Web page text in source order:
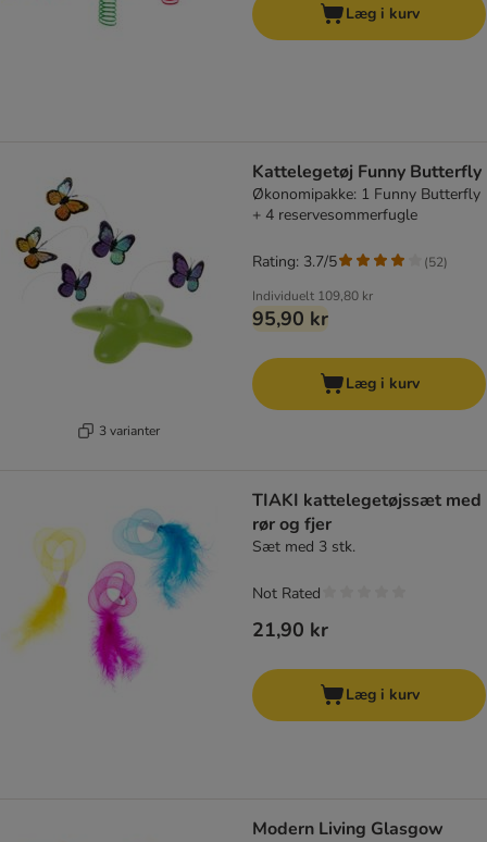
Læg i kurv
3 varianter
Kattelegetøj Funny Butterfly
Økonomipakke: 1 Funny Butterfly
+ 4 reservesommerfugle
Individuelt 109,80 kr
95,90 kr
Rating: 3.7/5 (52)
Læg i kurv
TIAKI kattelegetøjssæt med
rør og fjer
Sæt med 3 stk.
21,90 kr
Not Rated
Læg i kurv
Modern Living Glasgow